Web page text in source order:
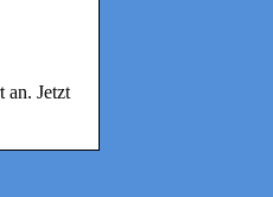
an. Jetzt